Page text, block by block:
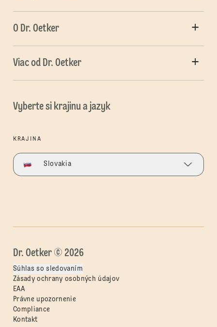
O Dr. Oetker
Viac od Dr. Oetker
Vyberte si krajinu a jazyk
KRAJINA
Slovakia
Dr. Oetker © 2026
Súhlas so sledovaním
Zásady ochrany osobných údajov
EAA
Právne upozornenie
Compliance
Kontakt